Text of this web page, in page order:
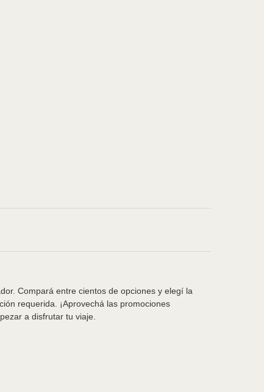
Compará entre cientos de opciones y elegí la
requerida. ¡Aprovechá las promociones
a disfrutar tu viaje.